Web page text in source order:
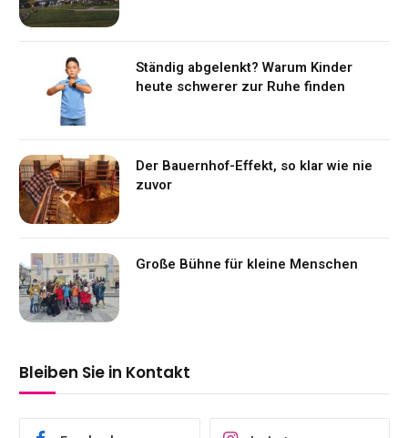
Ständig abgelenkt? Warum Kinder
heute schwerer zur Ruhe finden
Der Bauernhof-Effekt, so klar wie nie
zuvor
Große Bühne für kleine Menschen
Bleiben Sie in Kontakt